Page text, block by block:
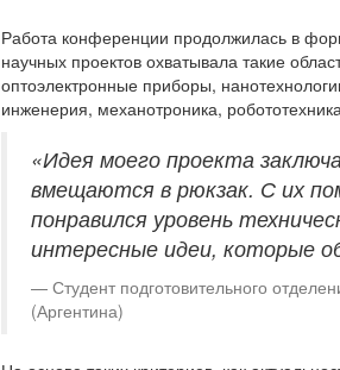
Работа конференции продолжилась в
научных проектов охватывала такие
оптоэлектронные приборы,
инженерия, механотроника,
«Идея моего проекта
вмещаются в рюкзак. С их
понравился уровень
интересные идеи, которые
Студент подготовительного
(Аргентина)